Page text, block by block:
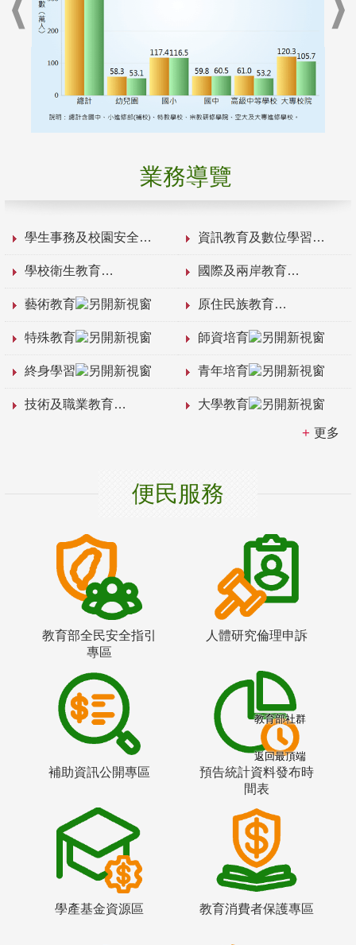
業務導覽
學生事務及校園安全 資訊教育及數位學習
學校衛生教育 國際及兩岸教育
藝術教育 原住民族教育
特殊教育 師資培育
終身學習 青年培育
技術及職業教育 大學教育
更多
便民服務
教育部全民安全指引
專區
人體研究倫理申訴
補助資訊公開專區
預告統計資料發布時
間表
學產基金資源區 教育消費者保護專區
教育部社群
返回最頂端